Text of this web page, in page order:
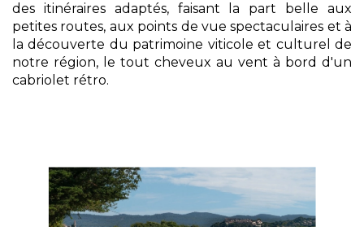
des itinéraires adaptés, faisant la part belle aux
petites routes, aux points de vue spectaculaires et à
la découverte du patrimoine viticole et culturel de
notre région, le tout cheveux au vent à bord d'un
cabriolet rétro.